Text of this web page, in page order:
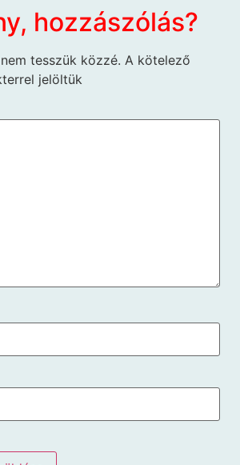
hozzászólás?
tesszük közzé. A kötelező
jelöltük